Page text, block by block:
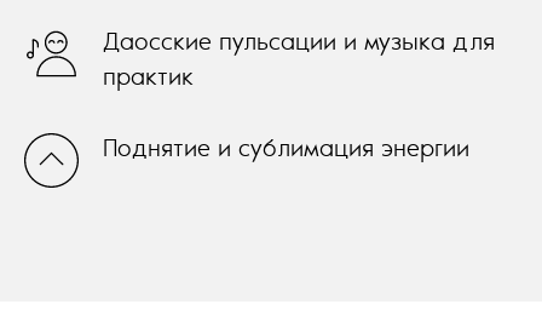
Даосские пульсации и музыка для
практик
Поднятие и сублимация энергии